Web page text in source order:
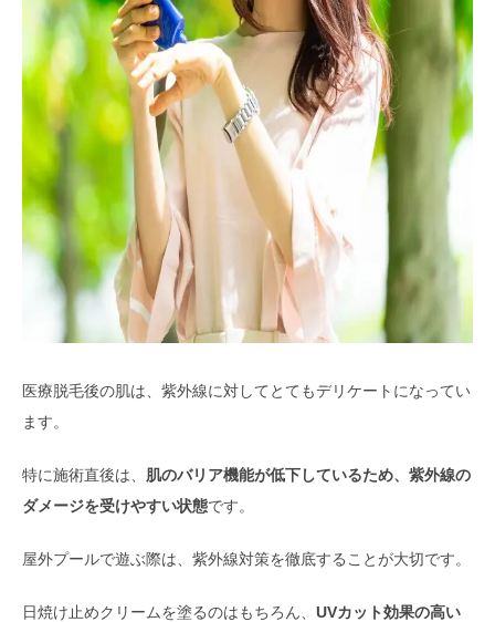
医療脱毛後の肌は、紫外線に対してとてもデリケートになってい
ます。
特に施術直後は、 肌のバリア機能が低下しているため、紫外線の
ダメージを受けやすい状態です。
屋外プールで遊ぶ際は、紫外線対策を徹底することが大切です。
日焼け止めクリームを塗るのはもちろん、 UVカット効果の高い